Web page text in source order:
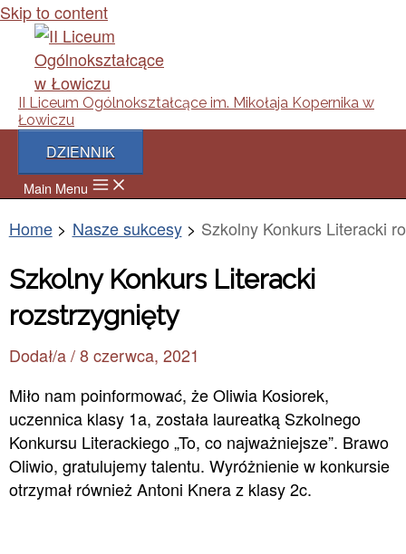
Skip to content
II Liceum Ogólnokształcące im. Mikołaja Kopernika w
Łowiczu
DZIENNIK
Main Menu
Home Nasze sukcesy Szkolny Konkurs Literacki
Szkolny Konkurs Literacki
rozstrzygnięty
Dodał/a /8 czerwca, 2021
Miło nam poinformować, że Oliwia Kosiorek,
uczennica klasy 1a, została laureatką Szkolnego
Konkursu Literackiego „To, co najważniejsze”. Brawo
Oliwio, gratulujemy talentu. Wyróżnienie w konkursie
otrzymał również Antoni Knera z klasy 2c.